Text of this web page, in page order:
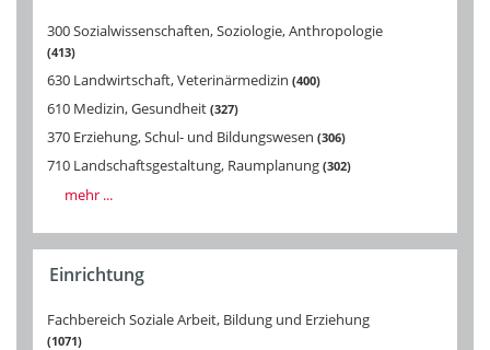
300 Sozialwissenschaften, Soziologie, Anthropologie
413
630 Landwirtschaft, Veterinärmedizin 400
610 Medizin, Gesundheit 327
370 Erziehung, Schul- und Bildungswesen 306
710 Landschaftsgestaltung, Raumplanung 302
mehr ...
Einrichtung
Fachbereich Soziale Arbeit, Bildung und Erziehung
1071